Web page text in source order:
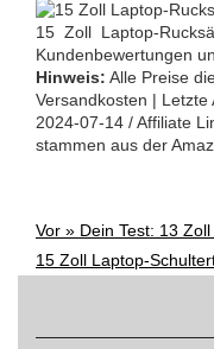
15 Zoll Laptop-
Kundenbewertungen
Hinweis: Alle Preise
Versandkosten |
2024-07-14 / Affiliate
stammen aus der
Post
Vor » Dein Test: 13
15 Zoll Laptop-